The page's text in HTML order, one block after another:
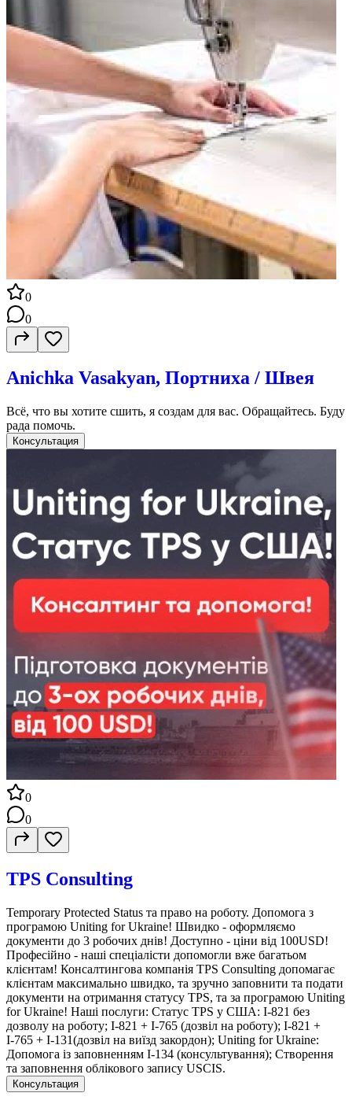
0
0
Anichka Vasakyan, Портниха / Швея
Всё, что вы хотите сшить, я создам для вас. Обращайтесь. Буду
рада помочь.
Консультация
0
0
TPS Consulting
Temporary Protected Status та право на роботу. Допомога з
програмою Uniting for Ukraine! Швидко - оформляємо
документи до 3 робочих днів! Доступно - ціни від 100USD!
Професійно - наші спеціалісти допомогли вже багатьом
клієнтам! Консалтингова компанія TPS Consulting допомагає
клієнтам максимально швидко, та зручно заповнити та подати
документи на отримання статусу TPS, та за програмою Uniting
for Ukraine! Наші послуги: Статус TPS у США: І-821 без
дозволу на роботу; І-821 + І-765 (дозвіл на роботу); І-821 +
І-765 + І-131(дозвіл на виїзд закордон); Uniting for Ukraine:
Допомога із заповненням I-134 (консультування); Створення
та заповнення облікового запису USCIS.
Консультация